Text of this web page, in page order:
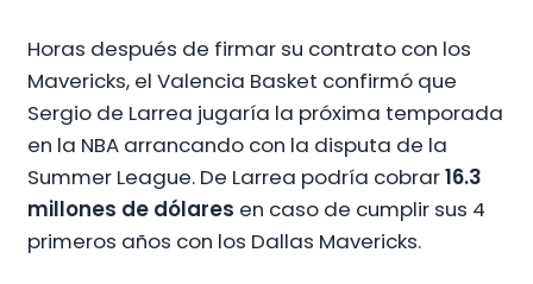
Horas después de firmar su contrato con los
Mavericks, el Valencia Basket confirmó que
Sergio de Larrea jugaría la próxima temporada
en la NBA arrancando con la disputa de la
Summer League. De Larrea podría cobrar16.3
millones de dólares en caso de cumplir sus 4
primeros años con los Dallas Mavericks.